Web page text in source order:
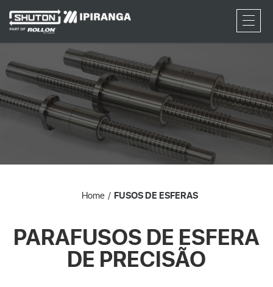
RFQ
Home FUSOS DE ESFERAS
PARAFUSOS DE ESFERA
DE PRECISÃO